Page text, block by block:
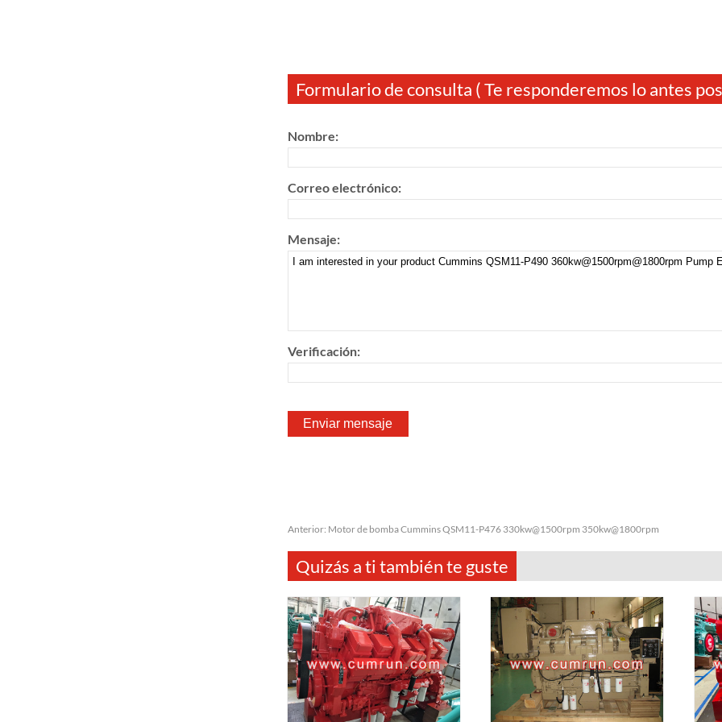
Formulario de consulta ( Te responderemos lo antes
Nombre:
Correo electrónico:
Mensaje:
Verificación:
Anterior: Motor de bomba Cummins QSM11-P476 330kw@1500rpm 350kw@1800rpm
Quizás a ti también te guste